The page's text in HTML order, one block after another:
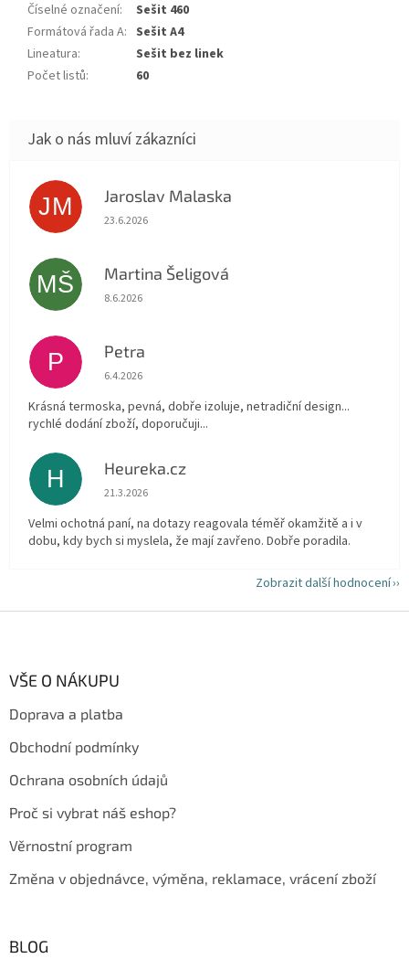
Číselné označení:
Sešit 460
Formátová řada A: Sešit A4
Lineatura:
Sešit bez linek
Počet listů: 60
JM Jaroslav Malaska
Hodnocení obchodu je 5 z 5 hvězdiček.
23.6.2026
MŠ Martina Šeligová
Hodnocení obchodu je 5 z 5 hvězdiček.
8.6.2026
P Petra
Hodnocení obchodu je 5 z 5 hvězdiček.
6.4.2026
Krásná termoska, pevná, dobře izoluje, netradiční design...
rychlé dodání zboží, doporučuji...
H Heureka.cz
Hodnocení obchodu je 5 z 5 hvězdiček.
21.3.2026
Velmi ochotná paní, na dotazy reagovala téměř okamžitě a i v
dobu, kdy bych si myslela, že mají zavřeno. Dobře poradila.
Zobrazit další hodnocení
VŠE O NÁKUPU
Doprava a platba
Obchodní podmínky
Ochrana osobních údajů
Proč si vybrat náš eshop?
Věrnostní program
Změna v objednávce, výměna, reklamace, vrácení zboží
BLOG